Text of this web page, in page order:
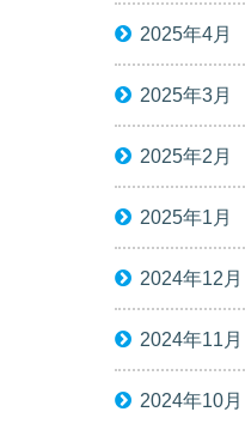
2025年4月
2025年3月
2025年2月
2025年1月
2024年12月
2024年11月
2024年10月